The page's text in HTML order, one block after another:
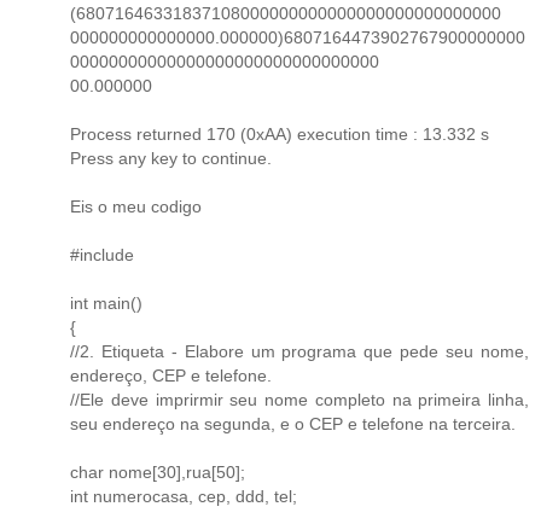
(68071646331837108000000000000000000000000000
000000000000000.000000)6807164473902767900000000
00000000000000000000000000000000
00.000000
Process returned 170 (0xAA) execution time : 13.332 s
Press any key to continue.
Eis o meu codigo
#include
int main()
{
//2. Etiqueta - Elabore um programa que pede seu nome,
endereço, CEP e telefone.
//Ele deve imprirmir seu nome completo na primeira linha,
seu endereço na segunda, e o CEP e telefone na terceira.
char nome[30],rua[50];
int numerocasa, cep, ddd, tel;